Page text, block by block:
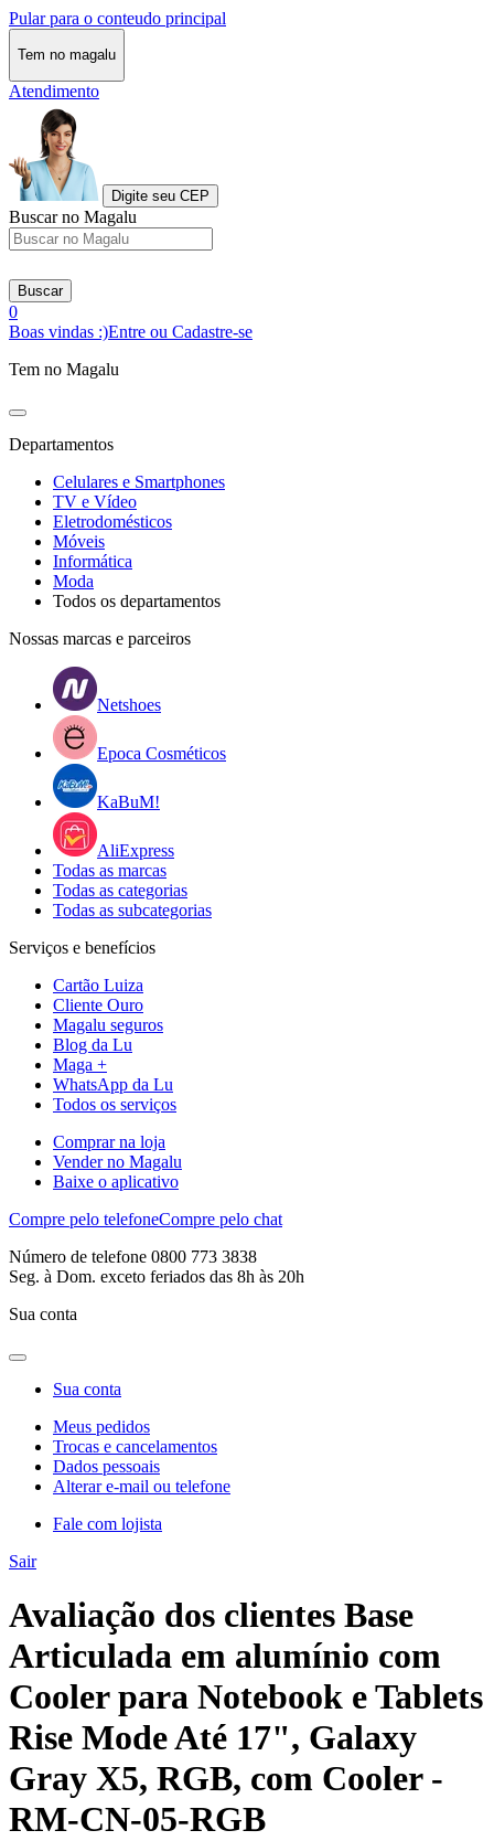
Pular para o conteudo principal
Tem no magalu
Atendimento
Digite seu CEP
Buscar no Magalu
Buscar
0
Boas vindas :)Entre ou Cadastre-se
Tem no Magalu
Departamentos
Celulares e Smartphones
TV e Vídeo
Eletrodomésticos
Móveis
Informática
Moda
Todos os departamentos
Nossas marcas e parceiros
Netshoes
Epoca Cosméticos
KaBuM!
AliExpress
Todas as marcas
Todas as categorias
Todas as subcategorias
Serviços e benefícios
Cartão Luiza
Cliente Ouro
Magalu seguros
Blog da Lu
Maga +
WhatsApp da Lu
Todos os serviços
Comprar na loja
Vender no Magalu
Baixe o aplicativo
Compre pelo telefoneCompre pelo chat
Número de telefone 0800 773 3838
Seg. à Dom. exceto feriados das 8h às 20h
Sua conta
Sua conta
Meus pedidos
Trocas e cancelamentos
Dados pessoais
Alterar e-mail ou telefone
Fale com lojista
Sair
Avaliação dos clientes Base
Articulada em alumínio com
Cooler para Notebook e Tablets
Rise Mode Até 17", Galaxy
Gray X5, RGB, com Cooler -
RM-CN-05-RGB